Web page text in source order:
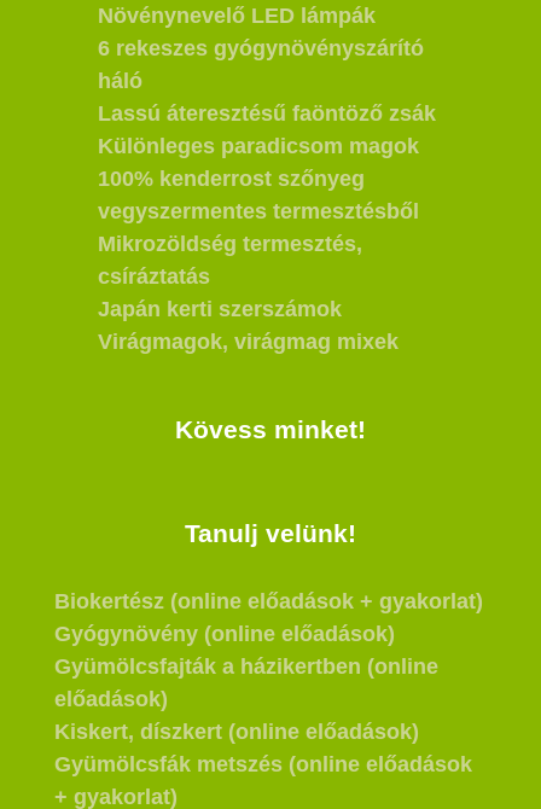
Növénynevelő LED lámpák
6 rekeszes gyógynövényszárító
háló
Lassú áteresztésű faöntöző zsák
Különleges paradicsom magok
100% kenderrost szőnyeg
vegyszermentes termesztésből
Mikrozöldség termesztés,
csíráztatás
Japán kerti szerszámok
Virágmagok, virágmag mixek
Kövess minket!
Tanulj velünk!
Biokertész (online előadások + gyakorlat)
Gyógynövény (online előadások)
Gyümölcsfajták a házikertben (online
előadások)
Kiskert, díszkert (online előadások)
Gyümölcsfák metszés (online előadások
+ gyakorlat)